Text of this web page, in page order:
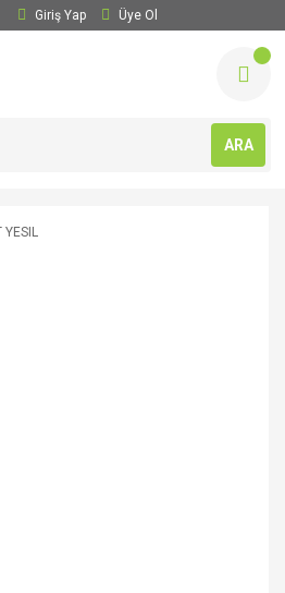
Giriş Yap Üye Ol
ARA